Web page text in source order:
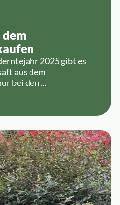
2025 gibt es
aus dem
bei den ...